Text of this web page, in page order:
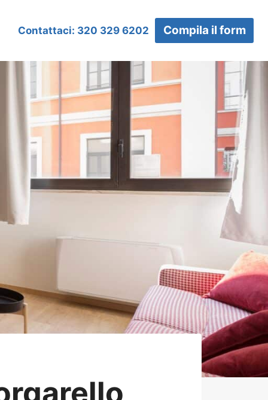
Contattaci: 320 329 6202 Compila il form